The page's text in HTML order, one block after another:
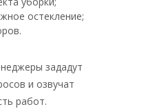
остекление;
зададут
и озвучат
работ.